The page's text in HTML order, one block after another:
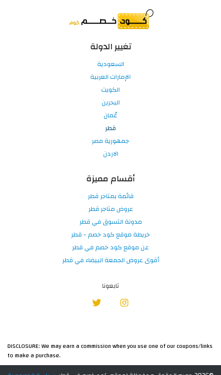
تغيير الدولة
السعودية
الإمارات العربية
الكويت
البحرين
عُمان
قطر
جمهورية مصر
الاردن
أقسام مميزة
قائمة بمتاجر قطر
عروض متاجر قطر
مدونة التسوق في قطر
خريطة موقع كود خصم - قطر
عن موقع كود خصم في قطر
أقوى عروض الجمعة البيضاء في قطر
تابعونا
DISCLOSURE: We may earn a commission when you use one of our coupons/links
to make a purchase.